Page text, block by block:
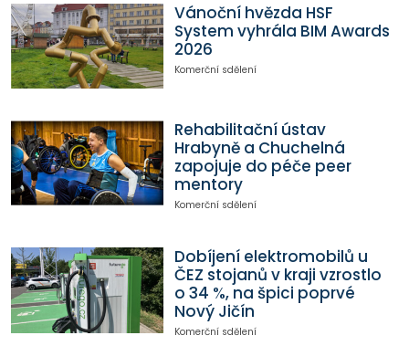
Vánoční hvězda HSF
System vyhrála BIM Awards
2026
Komerční sdělení
Rehabilitační ústav
Hrabyně a Chuchelná
zapojuje do péče peer
mentory
Komerční sdělení
Dobíjení elektromobilů u
ČEZ stojanů v kraji vzrostlo
o 34 %, na špici poprvé
Nový Jičín
Komerční sdělení